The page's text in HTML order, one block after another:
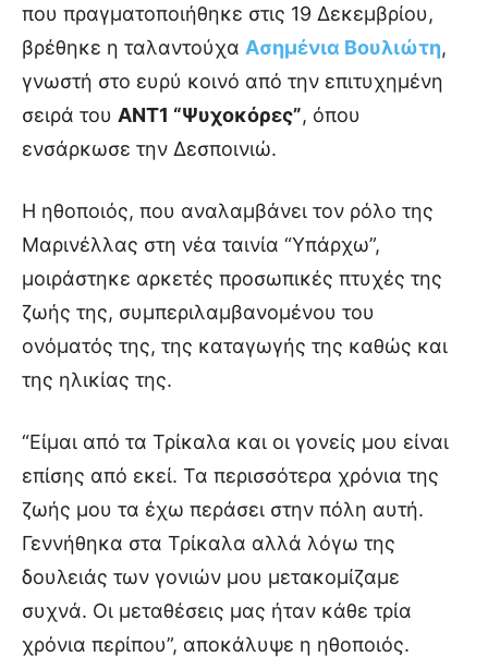
που πραγματοποιήθηκε στις 19 Δεκεμβρίου,
βρέθηκε η ταλαντούχα Ασημένια Βουλιώτη,
γνωστή στο ευρύ κοινό από την επιτυχημένη
σειρά του ΑΝΤ1 “Ψυχοκόρες”, όπου
ενσάρκωσε την Δεσποινιώ.
Η ηθοποιός, που αναλαμβάνει τον ρόλο της
Μαρινέλλας στη νέα ταινία “Υπάρχω”,
μοιράστηκε αρκετές προσωπικές πτυχές της
ζωής της, συμπεριλαμβανομένου του
ονόματός της, της καταγωγής της καθώς και
της ηλικίας της.
“Είμαι από τα Τρίκαλα και οι γονείς μου είναι
επίσης από εκεί. Τα περισσότερα χρόνια της
ζωής μου τα έχω περάσει στην πόλη αυτή.
Γεννήθηκα στα Τρίκαλα αλλά λόγω της
δουλειάς των γονιών μου μετακομίζαμε
συχνά. Οι μεταθέσεις μας ήταν κάθε τρία
χρόνια περίπου”, αποκάλυψε η ηθοποιός.